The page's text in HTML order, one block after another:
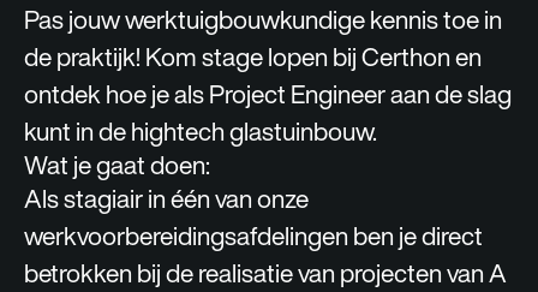
Pas jouw werktuigbouwkundige kennis toe in
de praktijk! Kom stage lopen bij Certhon en
ontdek hoe je als Project Engineer aan de slag
kunt in de hightech glastuinbouw.
Wat je gaat doen:
Als stagiair in één van onze
werkvoorbereidingsafdelingen ben je direct
betrokken bij de realisatie van projecten van A